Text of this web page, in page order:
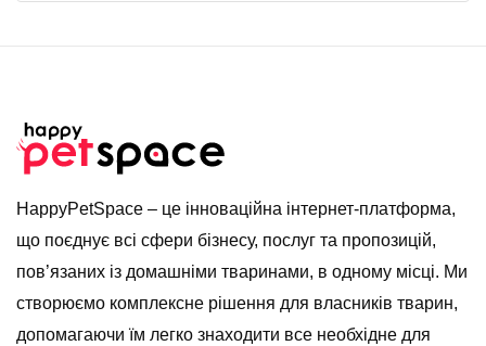
HappyPetSpace – це інноваційна інтернет-платформа,
що поєднує всі сфери бізнесу, послуг та пропозицій,
пов’язаних із домашніми тваринами, в одному місці. Ми
створюємо комплексне рішення для власників тварин,
допомагаючи їм легко знаходити все необхідне для